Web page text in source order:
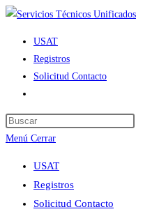
Ir
contenido
USAT
Registros
Solicitud Contacto
de
la
web
Menú Cerrar
USAT
Registros
Solicitud Contacto